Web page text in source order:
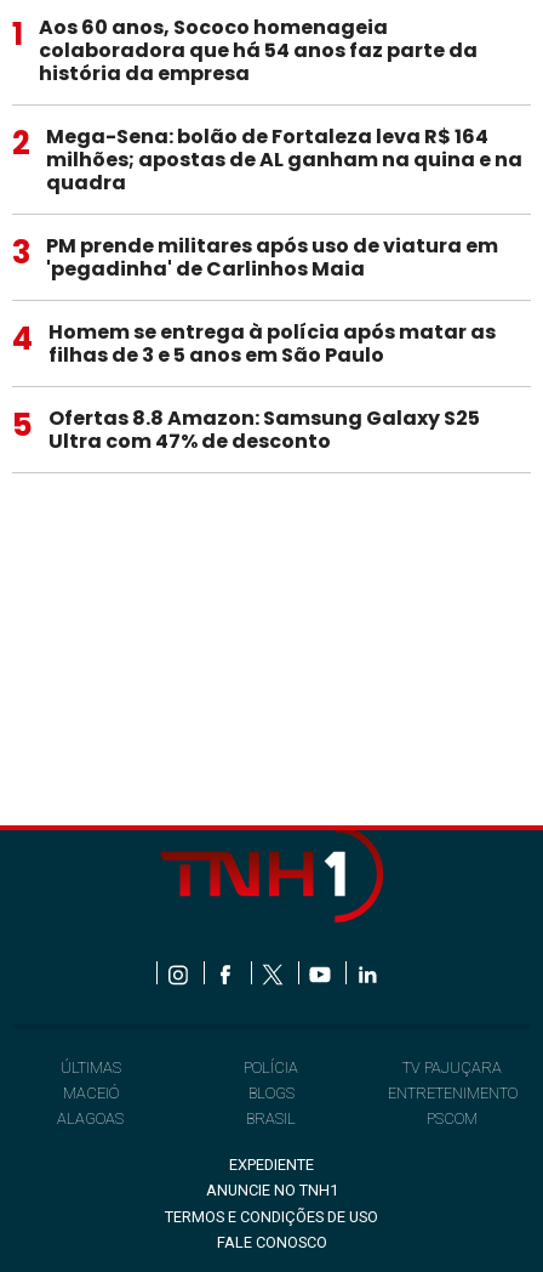
1
Aos 60 anos, Sococo homenageia
colaboradora que há 54 anos faz parte da
história da empresa
2
Mega-Sena: bolão de Fortaleza leva R$ 164
milhões; apostas de AL ganham na quina e na
quadra
3
PM prende militares após uso de viatura em
'pegadinha' de Carlinhos Maia
4
Homem se entrega à polícia após matar as
filhas de 3 e 5 anos em São Paulo
5
Ofertas 8.8 Amazon: Samsung Galaxy S25
Ultra com 47% de desconto
ÚLTIMAS
MACEIÓ
ALAGOAS
POLÍCIA
BLOGS
BRASIL
TV PAJUÇARA
ENTRETENIMENTO
PSCOM
EXPEDIENTE
ANUNCIE NO TNH1
TERMOS E CONDIÇÕES DE USO
FALE CONOSCO